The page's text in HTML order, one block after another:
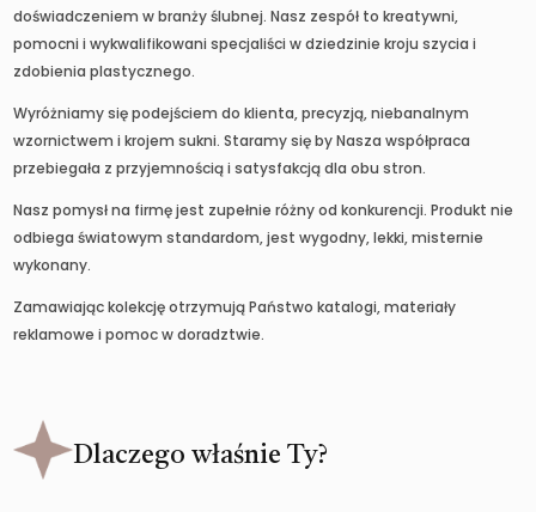
doświadczeniem w branży ślubnej. Nasz zespół to kreatywni,
pomocni i wykwalifikowani specjaliści w dziedzinie kroju szycia i
zdobienia plastycznego.
Wyróżniamy się podejściem do klienta, precyzją, niebanalnym
wzornictwem i krojem sukni. Staramy się by Nasza współpraca
przebiegała z przyjemnością i satysfakcją dla obu stron.
Nasz pomysł na firmę jest zupełnie różny od konkurencji. Produkt nie
odbiega światowym standardom, jest wygodny, lekki, misternie
wykonany.
Zamawiając kolekcję otrzymują Państwo katalogi, materiały
reklamowe i pomoc w doradztwie.
Dlaczego właśnie Ty?